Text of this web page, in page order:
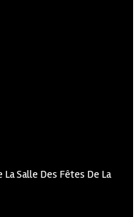
La Salle Des Fêtes De La